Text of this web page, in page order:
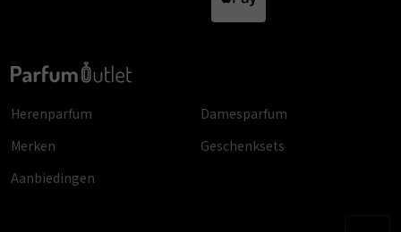
Herenparfum
Damesparfum
Merken
Geschenksets
Aanbiedingen